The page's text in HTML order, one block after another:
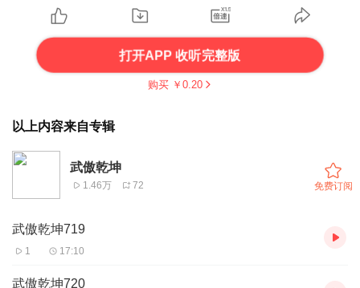
打开APP 收听完整版
购买 ￥ 0.20
以上内容来自专辑
武傲乾坤
1.46万 72 免费订阅
武傲乾坤719
1 17:10
武傲乾坤720